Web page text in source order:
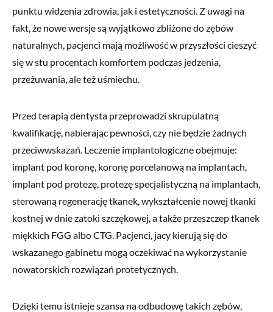
punktu widzenia zdrowia, jak i estetyczności. Z uwagi na
fakt, że nowe wersje są wyjątkowo zbliżone do zębów
naturalnych, pacjenci mają możliwość w przyszłości cieszyć
się w stu procentach komfortem podczas jedzenia,
przeżuwania, ale też uśmiechu.
Przed terapią dentysta przeprowadzi skrupulatną
kwalifikację, nabierając pewności, czy nie będzie żadnych
przeciwwskazań. Leczenie implantologiczne obejmuje:
implant pod koronę, koronę porcelanową na implantach,
implant pod protezę, protezę specjalistyczną na implantach,
sterowaną regenerację tkanek, wykształcenie nowej tkanki
kostnej w dnie zatoki szczękowej, a także przeszczep tkanek
miękkich FGG albo CTG. Pacjenci, jacy kierują się do
wskazanego gabinetu mogą oczekiwać na wykorzystanie
nowatorskich rozwiązań protetycznych.
Dzięki temu istnieje szansa na odbudowę takich zębów,